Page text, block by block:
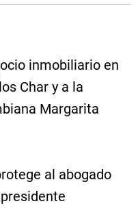
inmobiliario en
Char y a la
Margarita
al abogado